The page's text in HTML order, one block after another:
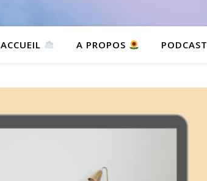
ACCUEIL A PROPOS PODCAST